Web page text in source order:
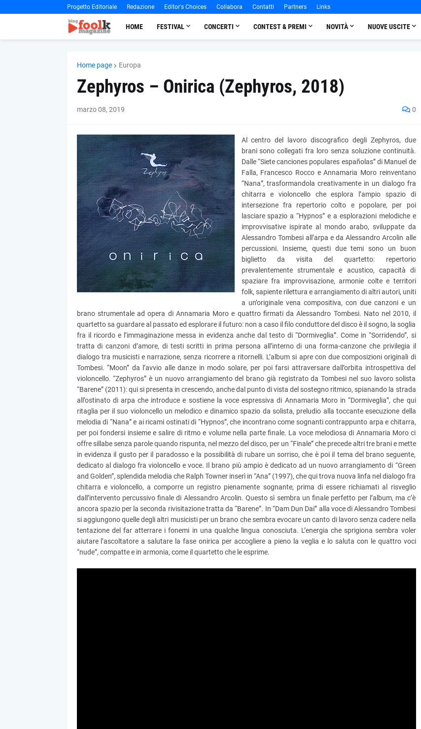
Progetto Editoriale Redazione Editor's Choices Collabora Contatti Partners Links
HOME FESTIVAL CONCERTI CONTEST & PREMI NOVITÀ NUOVE USCITE
Home page Europa
Zephyros – Onirica (Zephyros, 2018)
marzo 08, 2019 0
Al centro del lavoro discografico degli Zephyros, due
brani sono collegati fra loro senza soluzione continuità.
Dalle “Siete canciones populares españolas” di Manuel de
Falla, Francesco Rocco e Annamaria Moro reinventano
“Nana”, trasformandola creativamente in un dialogo fra
chitarra e violoncello che esplora l’ampio spazio di
intersezione fra repertorio colto e popolare, per poi
lasciare spazio a “Hypnos” e a esplorazioni melodiche e
improvvisative ispirate al mondo arabo, sviluppate da
Alessandro Tombesi all’arpa e da Alessandro Arcolin alle
percussioni. Insieme, questi due temi sono un buon
biglietto da visita del quartetto: repertorio
prevalentemente strumentale e acustico, capacità di
spaziare fra improvvisazione, armonie colte e territori
folk, sapiente rilettura e arrangiamento di altri autori, uniti
a un’originale vena compositiva, con due canzoni e un
brano strumentale ad opera di Annamaria Moro e quattro firmati da Alessandro Tombesi. Nato nel 2010, il
quartetto sa guardare al passato ed esplorare il futuro: non a caso il filo conduttore del disco è il sogno, la soglia
fra il ricordo e l’immaginazione messa in evidenza anche dal testo di “Dormiveglia”. Come in “Sorridendo”, si
tratta di canzoni d’amore, di testi scritti in prima persona all’interno di una forma-canzone che privilegia il
dialogo tra musicisti e narrazione, senza ricorrere a ritornelli. L’album si apre con due composizioni originali di
Tombesi. “Moon” da l’avvio alle danze in modo solare, per poi farsi attraversare dall’orbita introspettiva del
violoncello. “Zephyros” è un nuovo arrangiamento del brano già registrato da Tombesi nel suo lavoro solista
“Barene” (2011): qui si presenta in crescendo, anche dal punto di vista del sostegno ritmico, spianando la strada
all’ostinato di arpa che introduce e sostiene la voce espressiva di Annamaria Moro in “Dormiveglia”, che qui
ritaglia per il suo violoncello un melodico e dinamico spazio da solista, preludio alla toccante esecuzione della
melodia di “Nana” e ai ricami ostinati di “Hypnos”, che incontrano come sognanti contrappunto arpa e chitarra,
per poi fondersi insieme e salire di ritmo e volume nella parte finale. La voce melodiosa di Annamaria Moro ci
offre sillabe senza parole quando rispunta, nel mezzo del disco, per un “Finale” che precede altri tre brani e mette
in evidenza il gusto per il paradosso e la possibilità di rubare un sorriso, che è poi il tema del brano seguente,
dedicato al dialogo fra violoncello e voce. Il brano più ampio è dedicato ad un nuovo arrangiamento di “Green
and Golden”, splendida melodia che Ralph Towner inserì in “Ana” (1997), che qui trova nuova linfa nel dialogo fra
chitarra e violoncello, a comporre un registro pienamente sognante, prima di essere richiamati al risveglio
dall’intervento percussivo finale di Alessandro Arcolin. Questo sì sembra un finale perfetto per l’album, ma c’è
ancora spazio per la seconda rivisitazione tratta da “Barene”. In “Dam Dun Dai” alla voce di Alessandro Tombesi
si aggiungono quelle degli altri musicisti per un brano che sembra evocare un canto di lavoro senza cadere nella
tentazione del far atterrare i fonemi in una qualche lingua conosciuta. L’energia che sprigiona sembra voler
aiutare l’ascoltatore a salutare la fase onirica per accogliere a pieno la veglia e lo saluta con le quattro voci
“nude”, compatte e in armonia, come il quartetto che le esprime.